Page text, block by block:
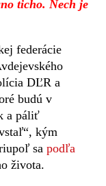
ticho. Nech je
federácie
DĽR a
budú v
a páliť
kým
sa podľa
života.